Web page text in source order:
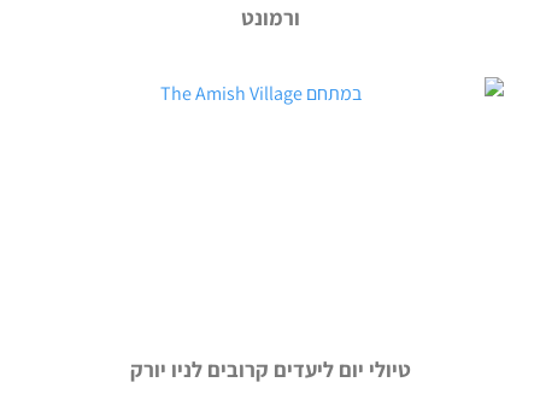
ורמונט
טיולי יום ליעדים קרובים לניו יורק